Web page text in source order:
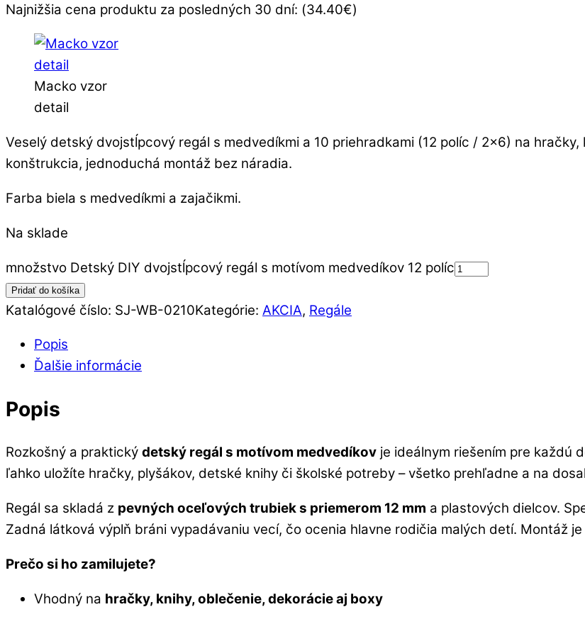
Najnižšia cena produktu za posledných 30 dní: (34.40€)
Macko vzor
detail
Veselý detský dvojstĺpcový regál s medvedíkmi a 10 priehradkami (12 políc / 2×6) na
konštrukcia, jednoduchá montáž bez náradia.
Farba biela s medvedíkmi a zajačikmi.
Na sklade
množstvo Detský DIY dvojstĺpcový regál s motívom medvedíkov 12 políc
Pridať do košíka
Katalógové číslo: SJ-WB-0210Kategórie: AKCIA, Regále
Popis
Ďalšie informácie
Popis
Rozkošný a praktický detský regál s motívom medvedíkov je ideálnym riešením pre každú
ľahko uložíte hračky, plyšákov, detské knihy či školské potreby – všetko prehľadne a na
Regál sa skladá z pevných oceľových trubiek s priemerom 12 mm a plastových dielcov.
Zadná látková výplň bráni vypadávaniu vecí, čo ocenia hlavne rodičia malých detí. Montáž je
Prečo si ho zamilujete?
Vhodný na hračky, knihy, oblečenie, dekorácie aj boxy